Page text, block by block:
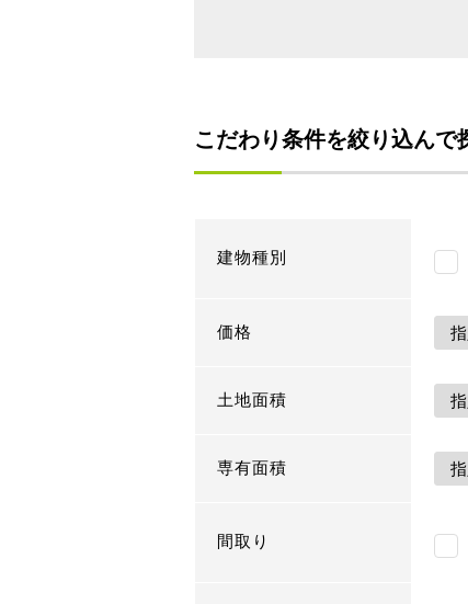
こだわり条件を絞り込んで
建物種別
価格
土地面積
専有面積
間取り